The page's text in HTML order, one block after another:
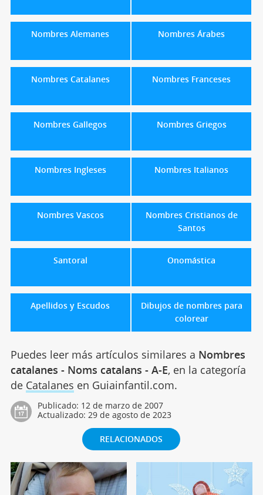
Nombres Alemanes Nombres Árabes
Nombres Catalanes Nombres Franceses
Nombres Gallegos Nombres Griegos
Nombres Ingleses Nombres Italianos
Nombres Vascos
Nombres Cristianos de
Santos
Santoral Onomástica
Apellidos y Escudos
Dibujos de nombres para
colorear
Puedes leer más artículos similares a Nombres
catalanes - Noms catalans - A-E, en la categoría
de Catalanes en Guiainfantil.com.
Publicado: 12 de marzo de 2007
Actualizado: 29 de agosto de 2023
RELACIONADOS